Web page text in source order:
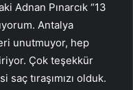
Adnan Pınarcık “13
Antalya
unutmuyor, hep
Çok teşekkür
tıraşımızı olduk.